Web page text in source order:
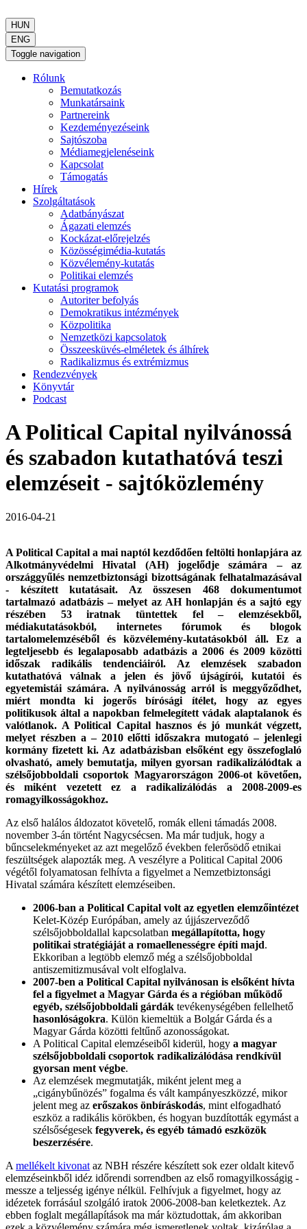
HUN
ENG
Toggle navigation
Rólunk
Bemutatkozás
Munkatársaink
Partnereink
Kezdeményezéseink
Sajtószoba
Médiamegjelenéseink
Kapcsolat
Támogatás
Hírek
Szolgáltatások
Adatbányászat
Ágazati elemzés
Kockázat-előrejelzés
Közösségimédia-kutatás
Közvélemény-kutatás
Politikai elemzés
Kutatási programok
Autoriter befolyás
Demokratikus intézmények
Közpolitika
Nemzetközi kapcsolatok
Összeesküvés-elméletek és álhírek
Radikalizmus és extrémizmus
Rendezvények
Könyvtár
Podcast
A Political Capital nyilvánossá
és szabadon kutathatóvá teszi
elemzéseit - sajtóközlemény
2016-04-21
A Political Capital a mai naptól kezdődően feltölti honlapjára az
Alkotmányvédelmi Hivatal (AH) jogelődje számára – az
országgyűlés nemzetbiztonsági bizottságának felhatalmazásával
- készített kutatásait. Az összesen 468 dokumentumot
tartalmazó adatbázis – melyet az AH honlapján és a sajtó egy
részében 53 iratnak tüntettek fel – elemzésekből,
médiakutatásokból, internetes fórumok és blogok
tartalomelemzéséből és közvélemény-kutatásokból áll. Ez a
legteljesebb és legalaposabb adatbázis a 2006 és 2009 közötti
időszak radikális tendenciáiról. Az elemzések szabadon
kutathatóvá válnak a jelen és jövő újságírói, kutatói és
egyetemistái számára. A nyilvánosság arról is meggyőződhet,
miért mondta ki jogerős bírósági ítélet, hogy az egyes
politikusok által a napokban felmelegített vádak alaptalanok és
valótlanok. A Political Capital hasznos és jó munkát végzett,
melyet részben a – 2010 előtti időszakra mutogató – jelenlegi
kormány fizetett ki. Az adatbázisban elsőként egy összefoglaló
olvasható, amely bemutatja, milyen gyorsan radikalizálódtak a
szélsőjobboldali csoportok Magyarországon 2006-ot követően,
és miként vezetett ez a radikalizálódás a 2008-2009-es
romagyilkosságokhoz.
Az első halálos áldozatot követelő, romák elleni támadás 2008.
november 3-án történt Nagycsécsen. Ma már tudjuk, hogy a
bűncselekményeket az azt megelőző években felerősödő etnikai
feszültségek alapozták meg. A veszélyre a Political Capital 2006
végétől folyamatosan felhívta a figyelmet a Nemzetbiztonsági
Hivatal számára készített elemzéseiben.
2006-ban a Political Capital volt az egyetlen elemzőintézet
Kelet-Közép Európában, amely az újjászerveződő
szélsőjobboldallal kapcsolatban megállapította, hogy
politikai stratégiáját a romaellenességre építi majd.
Ekkoriban a legtöbb elemző még a szélsőjobboldal
antiszemitizmusával volt elfoglalva.
2007-ben a Political Capital nyilvánosan is elsőként hívta
fel a figyelmet a Magyar Gárda és a régióban működő
egyéb, szélsőjobboldali gárdák tevékenységében fellelhető
hasonlóságokra. Külön kiemeltük a Bolgár Gárda és a
Magyar Gárda közötti feltűnő azonosságokat.
A Political Capital elemzéseiből kiderül, hogy a magyar
szélsőjobboldali csoportok radikalizálódása rendkívül
gyorsan ment végbe.
Az elemzések megmutatják, miként jelent meg a
„cigánybűnözés” fogalma és vált kampányeszközzé, mikor
jelent meg az erőszakos önbíráskodás, mint elfogadható
eszköz a radikális körökben, és hogyan buzdították egymást a
szélsőségesek fegyverek, és egyéb támadó eszközök
beszerzésére.
A mellékelt kivonat az NBH részére készített sok ezer oldalt kitevő
elemzéseinkből idéz időrendi sorrendben az első romagyilkosságig -
messze a teljesség igénye nélkül. Felhívjuk a figyelmet, hogy az
idézetek forrásául szolgáló iratok 2006-2008-ban keletkeztek. Az
ebben foglalt megállapítások ma már köztudottak, ám akkoriban